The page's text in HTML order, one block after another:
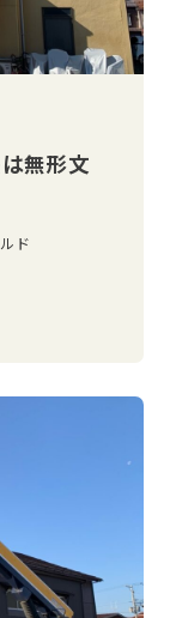
無形文
ド